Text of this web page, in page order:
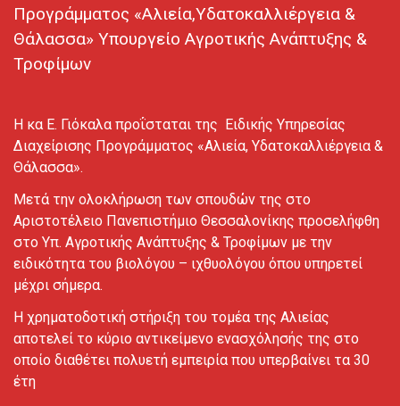
Προγράμματος «Αλιεία,Υδατοκαλλιέργεια &
Θάλασσα» Υπουργείο Αγροτικής Ανάπτυξης &
Τροφίμων
Η κα Ε. Γιόκαλα προΐσταται της Ειδικής Υπηρεσίας
Διαχείρισης Προγράμματος «Αλιεία, Υδατοκαλλιέργεια &
Θάλασσα».
Μετά την ολοκλήρωση των σπουδών της στο
Αριστοτέλειο Πανεπιστήμιο Θεσσαλονίκης προσελήφθη
στο Υπ. Αγροτικής Ανάπτυξης & Τροφίμων με την
ειδικότητα του βιολόγου – ιχθυολόγου όπου υπηρετεί
μέχρι σήμερα.
Η χρηματοδοτική στήριξη του τομέα της Αλιείας
αποτελεί το κύριο αντικείμενο ενασχόλησής της στο
οποίο διαθέτει πολυετή εμπειρία που υπερβαίνει τα 30
έτη